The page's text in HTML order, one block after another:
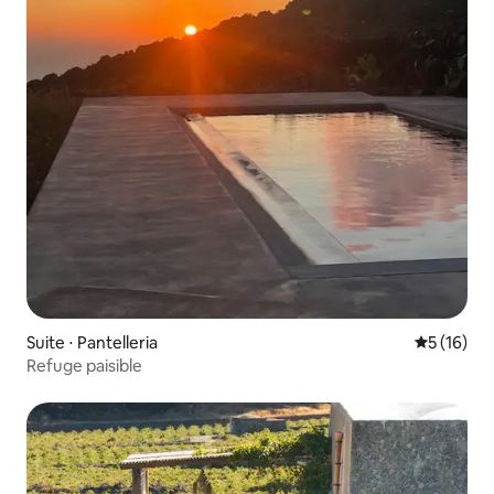
Suite ⋅ Pantelleria
5 (16)
Refuge paisible